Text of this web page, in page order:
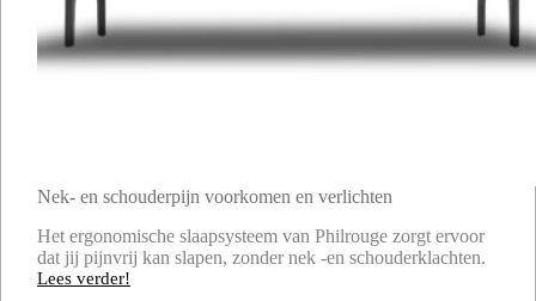
Nek- en schouderpijn voorkomen en verlichten
Het ergonomische slaapsysteem van Philrouge zorgt ervoor
dat jij pijnvrij kan slapen, zonder nek -en schouderklachten.
Lees verder!
Nek-